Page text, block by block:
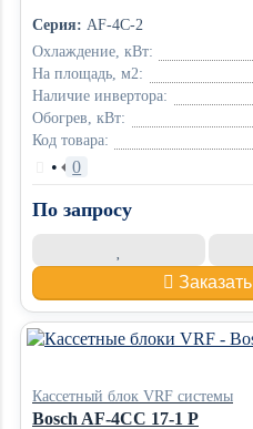
Серия: AF-4C-2
Охлаждение, кВт:
На площадь, м2:
Наличие инвертора:
Обогрев, кВт:
Код товара:
• 0
По запросу
Заказать
Кассетный блок VRF системы
Bosch AF-4CC 17-1 P